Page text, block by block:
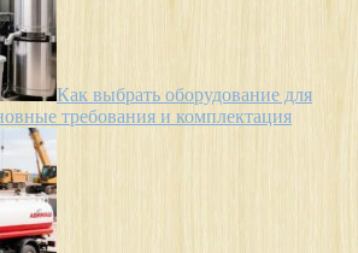
Как выбрать оборудование для
требования и комплектация